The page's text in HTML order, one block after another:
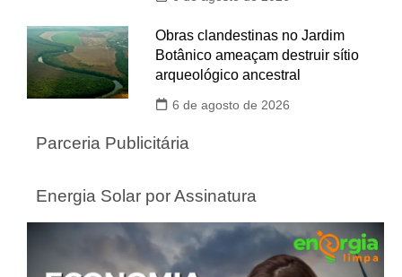
Obras clandestinas no Jardim
Botânico ameaçam destruir sítio
arqueológico ancestral
6 de agosto de 2026
Parceria Publicitária
Energia Solar por Assinatura